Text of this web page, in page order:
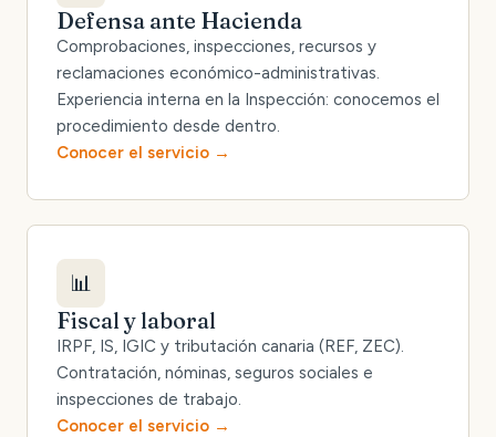
Defensa ante Hacienda
Comprobaciones, inspecciones, recursos y
reclamaciones económico-administrativas.
Experiencia interna en la Inspección: conocemos el
procedimiento desde dentro.
Conocer el servicio
📊
Fiscal y laboral
IRPF, IS, IGIC y tributación canaria (REF, ZEC).
Contratación, nóminas, seguros sociales e
inspecciones de trabajo.
Conocer el servicio